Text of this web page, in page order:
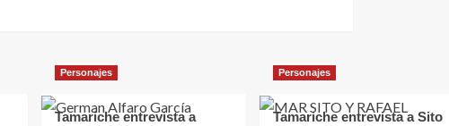
Personajes
Tamariche entrevista a
Personajes
Tamariche entrevista a Sito